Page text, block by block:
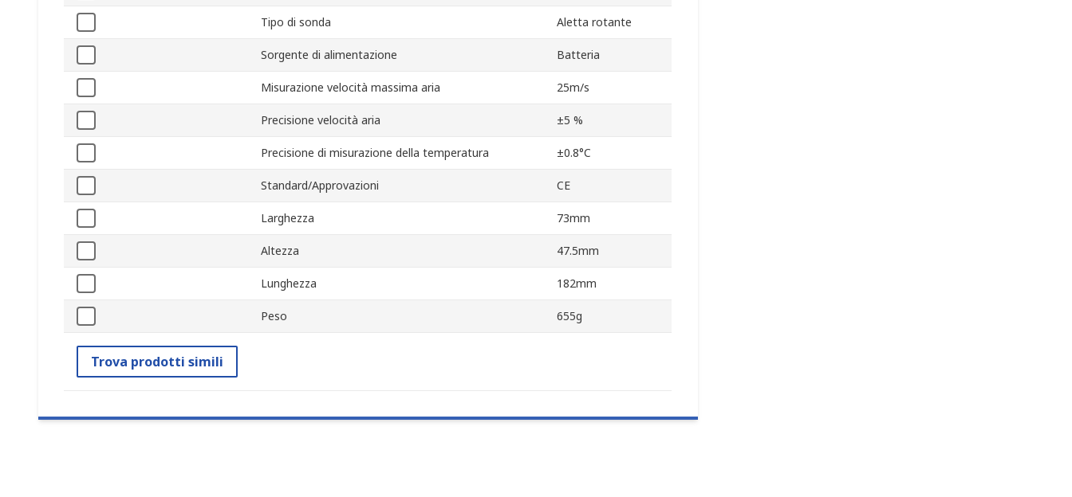
Tipo di sonda Aletta rotante
Sorgente di alimentazione Batteria
Misurazione velocità massima aria 25m/s
Precisione velocità aria ±5 %
Precisione di misurazione della temperatura ±0.8°C
Standard/Approvazioni CE
Larghezza 73mm
Altezza 47.5mm
Lunghezza 182mm
Peso 655g
Trova prodotti simili